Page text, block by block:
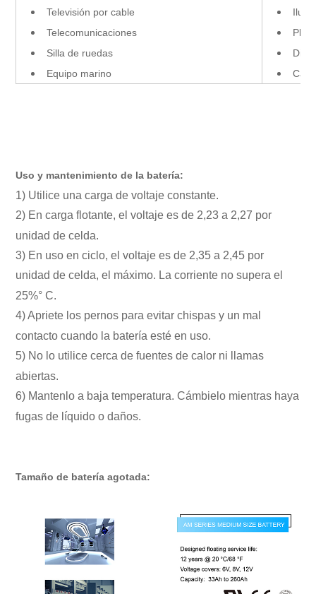
Televisión por cable
Telecomunicaciones
Silla de ruedas
Equipo marino
Uso y mantenimiento de la batería:
1) Utilice una carga de voltaje constante.
2) En carga flotante, el voltaje es de 2,23 a 2,27 por
unidad de celda.
3) En uso en ciclo, el voltaje es de 2,35 a 2,45 por
unidad de celda, el máximo. La corriente no supera el
25%° C.
4) Apriete los pernos para evitar chispas y un mal
contacto cuando la batería esté en uso.
5) No lo utilice cerca de fuentes de calor ni llamas
abiertas.
6) Mantenlo a baja temperatura. Cámbielo mientras haya
fugas de líquido o daños.
Tamaño de batería agotada: